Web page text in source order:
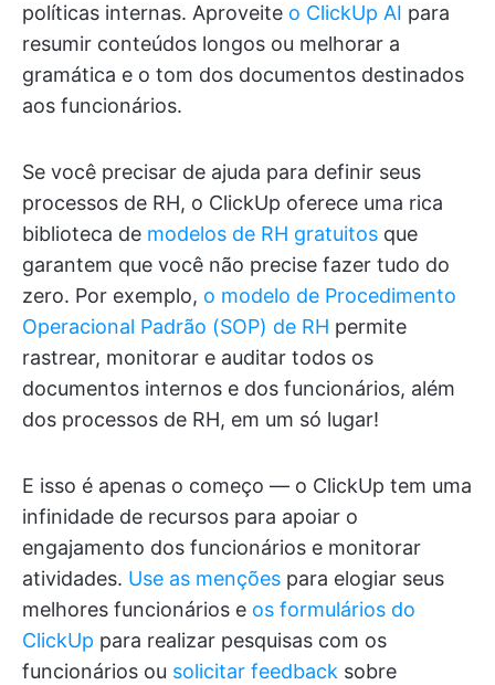
políticas internas. Aproveite o ClickUp AI para
resumir conteúdos longos ou melhorar a
gramática e o tom dos documentos destinados
aos funcionários.
Se você precisar de ajuda para definir seus
processos de RH, o ClickUp oferece uma rica
biblioteca de modelos de RH gratuitos que
garantem que você não precise fazer tudo do
zero. Por exemplo, o modelo de Procedimento
Operacional Padrão (SOP) de RH permite
rastrear, monitorar e auditar todos os
documentos internos e dos funcionários, além
dos processos de RH, em um só lugar!
E isso é apenas o começo — o ClickUp tem uma
infinidade de recursos para apoiar o
engajamento dos funcionários e monitorar
atividades. Use as menções para elogiar seus
melhores funcionários e os formulários do
ClickUp para realizar pesquisas com os
funcionários ou solicitar feedback sobre